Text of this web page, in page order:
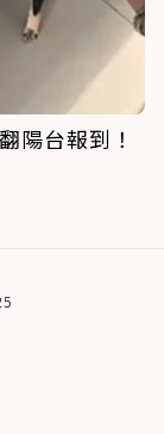
陽台報到！